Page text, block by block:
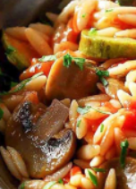
Πεντανόστιμο
κολοκυθάκια
ετοιμαστεί.
απολαύστε το